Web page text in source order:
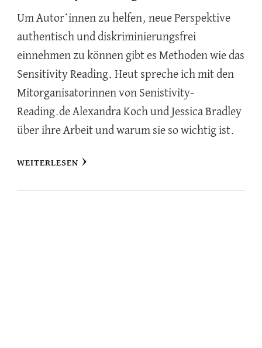
Um Autor*innen zu helfen, neue Perspektive
authentisch und diskriminierungsfrei
einnehmen zu können gibt es Methoden wie das
Sensitivity Reading. Heut spreche ich mit den
Mitorganisatorinnen von Senistivity-
Reading.de Alexandra Koch und Jessica Bradley
über ihre Arbeit und warum sie so wichtig ist.
WEITERLESEN